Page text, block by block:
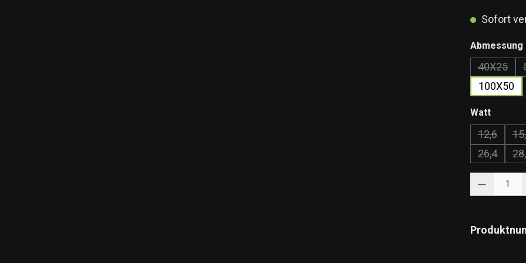
Sofort
Abmessung
40X25
(Diese
100X50
Watt
12,6
(Diese
26,4
(Diese